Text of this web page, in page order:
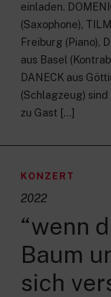
einladen.
(Saxophone),
Freiburg (Piano),
aus Basel
DANECK aus
(Schlagzeug)
zu Gast […]
KONZERT
2022
“wenn
Baum
sich